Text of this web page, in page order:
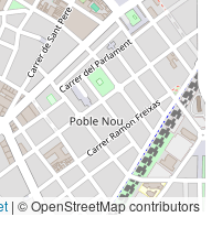
| © OpenStreetMap contributors